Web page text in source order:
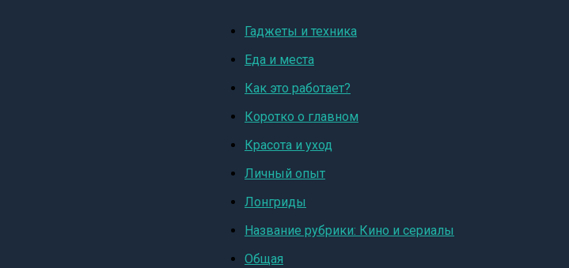
Гаджеты и техника
Еда и места
Как это работает?
Коротко о главном
Красота и уход
Личный опыт
Лонгриды
Название рубрики: Кино и сериалы
Общая